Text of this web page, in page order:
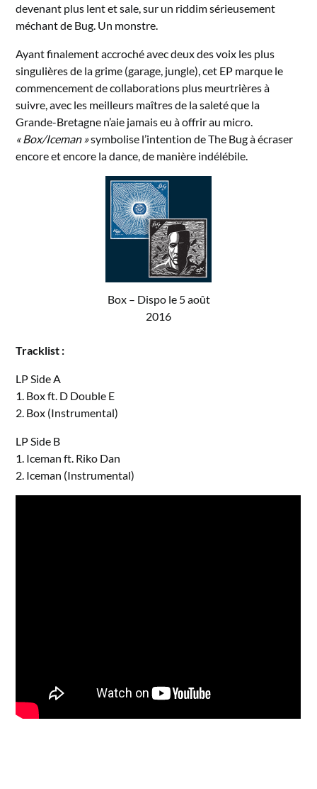
devenant plus lent et sale, sur un riddim sérieusement
méchant de Bug. Un monstre.
Ayant finalement accroché avec deux des voix les plus
singulières de la grime (garage, jungle), cet EP marque le
commencement de collaborations plus meurtrières à
suivre, avec les meilleurs maîtres de la saleté que la
Grande-Bretagne n’aie jamais eu à offrir au micro.
« Box/Iceman »symbolise l’intention de The Bug à écraser
encore et encore la dance, de manière indélébile.
Box – Dispo le 5 août
2016
Tracklist :
LP Side A
1. Box ft. D Double E
2. Box (Instrumental)
LP Side B
1. Iceman ft. Riko Dan
2. Iceman (Instrumental)